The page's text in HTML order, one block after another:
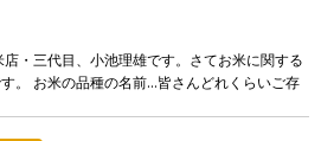
・三代目、小池理雄です。さてお米に関する
。 お米の品種の名前…皆さんどれくらいご存